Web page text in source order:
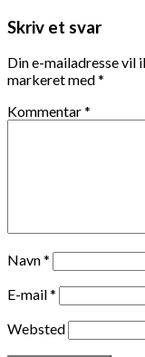
Skriv et svar
Din e-mailadresse vil
markeret med*
Kommentar*
Navn*
E-mail*
Websted